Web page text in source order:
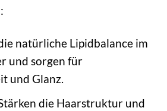
natürliche Lipidbalance im
und sorgen für
und Glanz.
die Haarstruktur und